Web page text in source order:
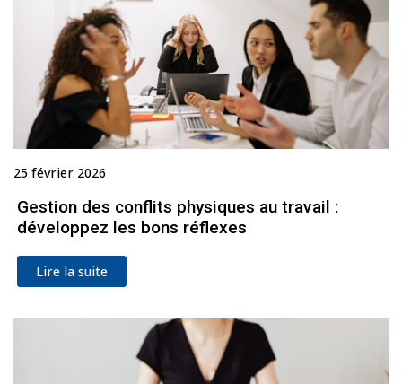
25 février 2026
Gestion des conflits physiques au travail :
développez les bons réflexes
Lire la suite